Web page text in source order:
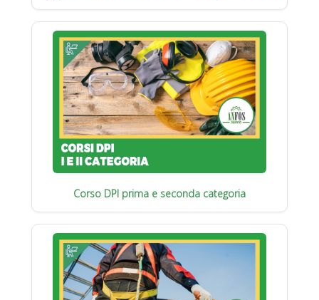
Corso DPI prima e seconda categoria